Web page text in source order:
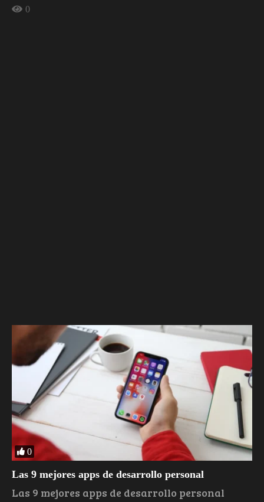
0
0
Las 9 mejores apps de desarrollo personal
Las 9 mejores apps de desarrollo personal